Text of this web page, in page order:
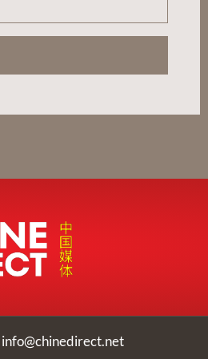
info@chinedirect.net